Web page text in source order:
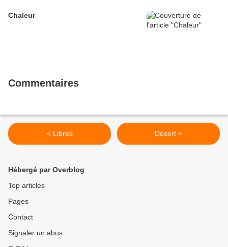
Chaleur
Commentaires
< Libres Désert >
Hébergé par Overblog
Top articles
Pages
Contact
Signaler un abus